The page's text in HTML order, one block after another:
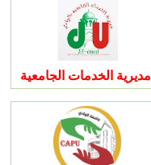
مديرية الخدمات الجامعية